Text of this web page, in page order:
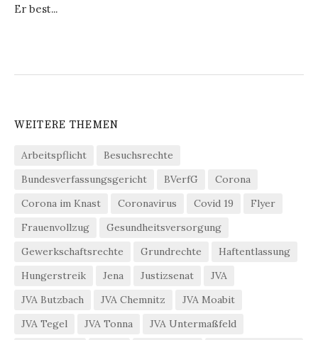
Er best...
WEITERE THEMEN
Arbeitspflicht
Besuchsrechte
Bundesverfassungsgericht
BVerfG
Corona
Corona im Knast
Coronavirus Covid 19
Flyer
Frauenvollzug
Gesundheitsversorgung
Gewerkschaftsrechte
Grundrechte
Haftentlassung
Hungerstreik
Jena Justizsenat
JVA
JVA Butzbach
JVA Chemnitz
JVA Moabit
JVA Tegel
JVA Tonna
JVA Untermaßfeld